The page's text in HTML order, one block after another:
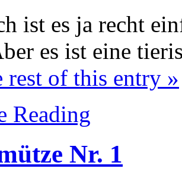
ist es ja recht
es ist eine
rest of this entry »
Reading
Nr. 1